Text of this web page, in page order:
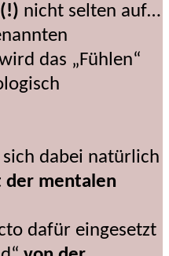
nicht selten auf…
das „Fühlen“
dabei natürlich
der mentalen
dafür eingesetzt